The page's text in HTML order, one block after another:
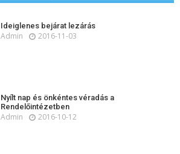
Ideiglenes bejárat lezárás
Admin 2016-11-03
Nyílt nap és önkéntes véradás a
Rendelőintézetben
Admin 2016-10-12